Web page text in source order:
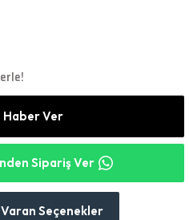
Haber Ver
Sipariş Ver
Varan Seçenekler